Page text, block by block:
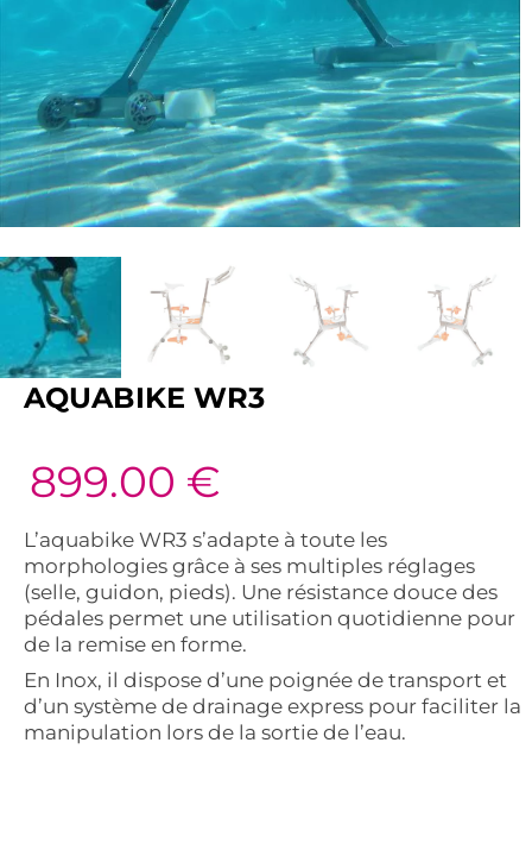
AQUABIKE WR3
899.00 €
L’aquabike WR3 s’adapte à toute les
morphologies grâce à ses multiples réglages
(selle, guidon, pieds). Une résistance douce des
pédales permet une utilisation quotidienne pour
de la remise en forme.
En Inox, il dispose d’une poignée de transport et
d’un système de drainage express pour faciliter la
manipulation lors de la sortie de l’eau.